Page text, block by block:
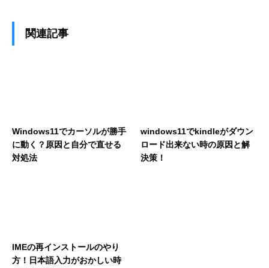
関連記事
Windows11でカーソルが勝手
に動く？原因と自分で直せる
対処法
windows11でkindleがダウン
ロード出来ない時の原因と解
決策！
IMEの再インストールのやり
方！日本語入力がおかしい時